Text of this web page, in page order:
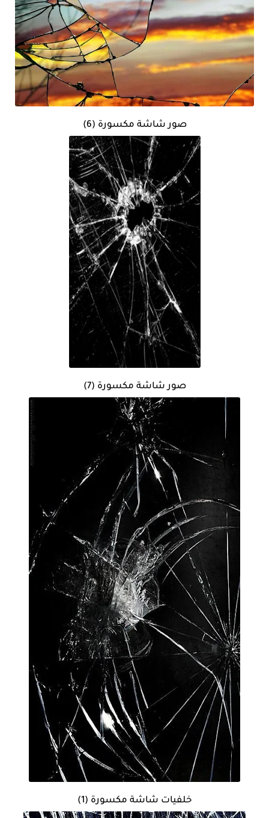
صور شاشة مكسورة (6)
صور شاشة مكسورة (7)
خلفيات شاشة مكسورة (1)